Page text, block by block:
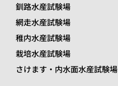
釧路水産試験場
網走水産試験場
稚内水産試験場
栽培水産試験場
さけます・内水面水産試験場